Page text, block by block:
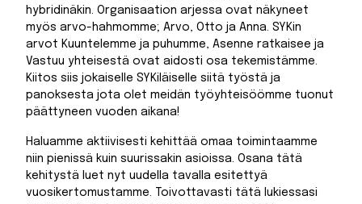
hybridinäkin. Organisaation arjessa ovat näkyneet
myös arvo-hahmomme; Arvo, Otto ja Anna. SYKin
arvot Kuuntelemme ja puhumme, Asenne ratkaisee ja
Vastuu yhteisestä ovat aidosti osa tekemistämme.
Kiitos siis jokaiselle SYKiläiselle siitä työstä ja
panoksesta jota olet meidän työyhteisöömme tuonut
päättyneen vuoden aikana!
Haluamme aktiivisesti kehittää omaa toimintaamme
niin pienissä kuin suurissakin asioissa. Osana tätä
kehitystä luet nyt uudella tavalla esitettyä
vuosikertomustamme. Toivottavasti tätä lukiessasi